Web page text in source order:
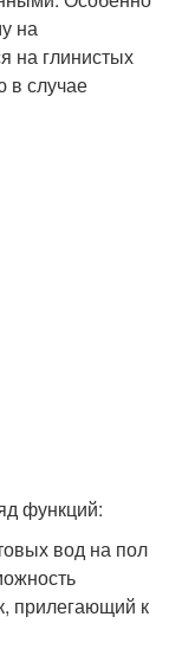
на
на глинистых
в случае
функций:
вод на пол
прилегающий к